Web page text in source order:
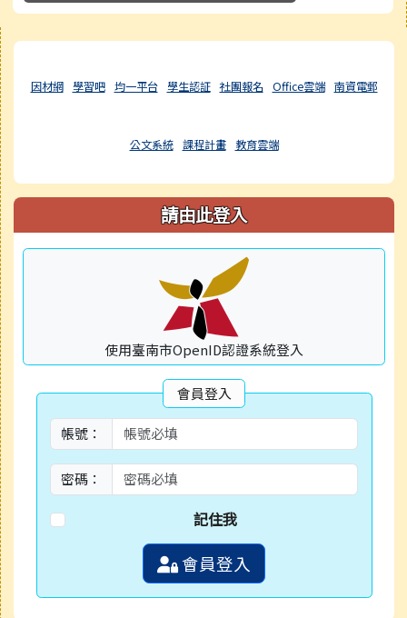
右邊區域內容
因材網 學習吧 均一平台 學生認証 社團報名 Office雲端 南資電郵
公文系統 課程計畫 教育雲端
請由此登入
使用臺南市OpenID認證系統登入
會員登入
帳號：
密碼：
記住我
會員登入